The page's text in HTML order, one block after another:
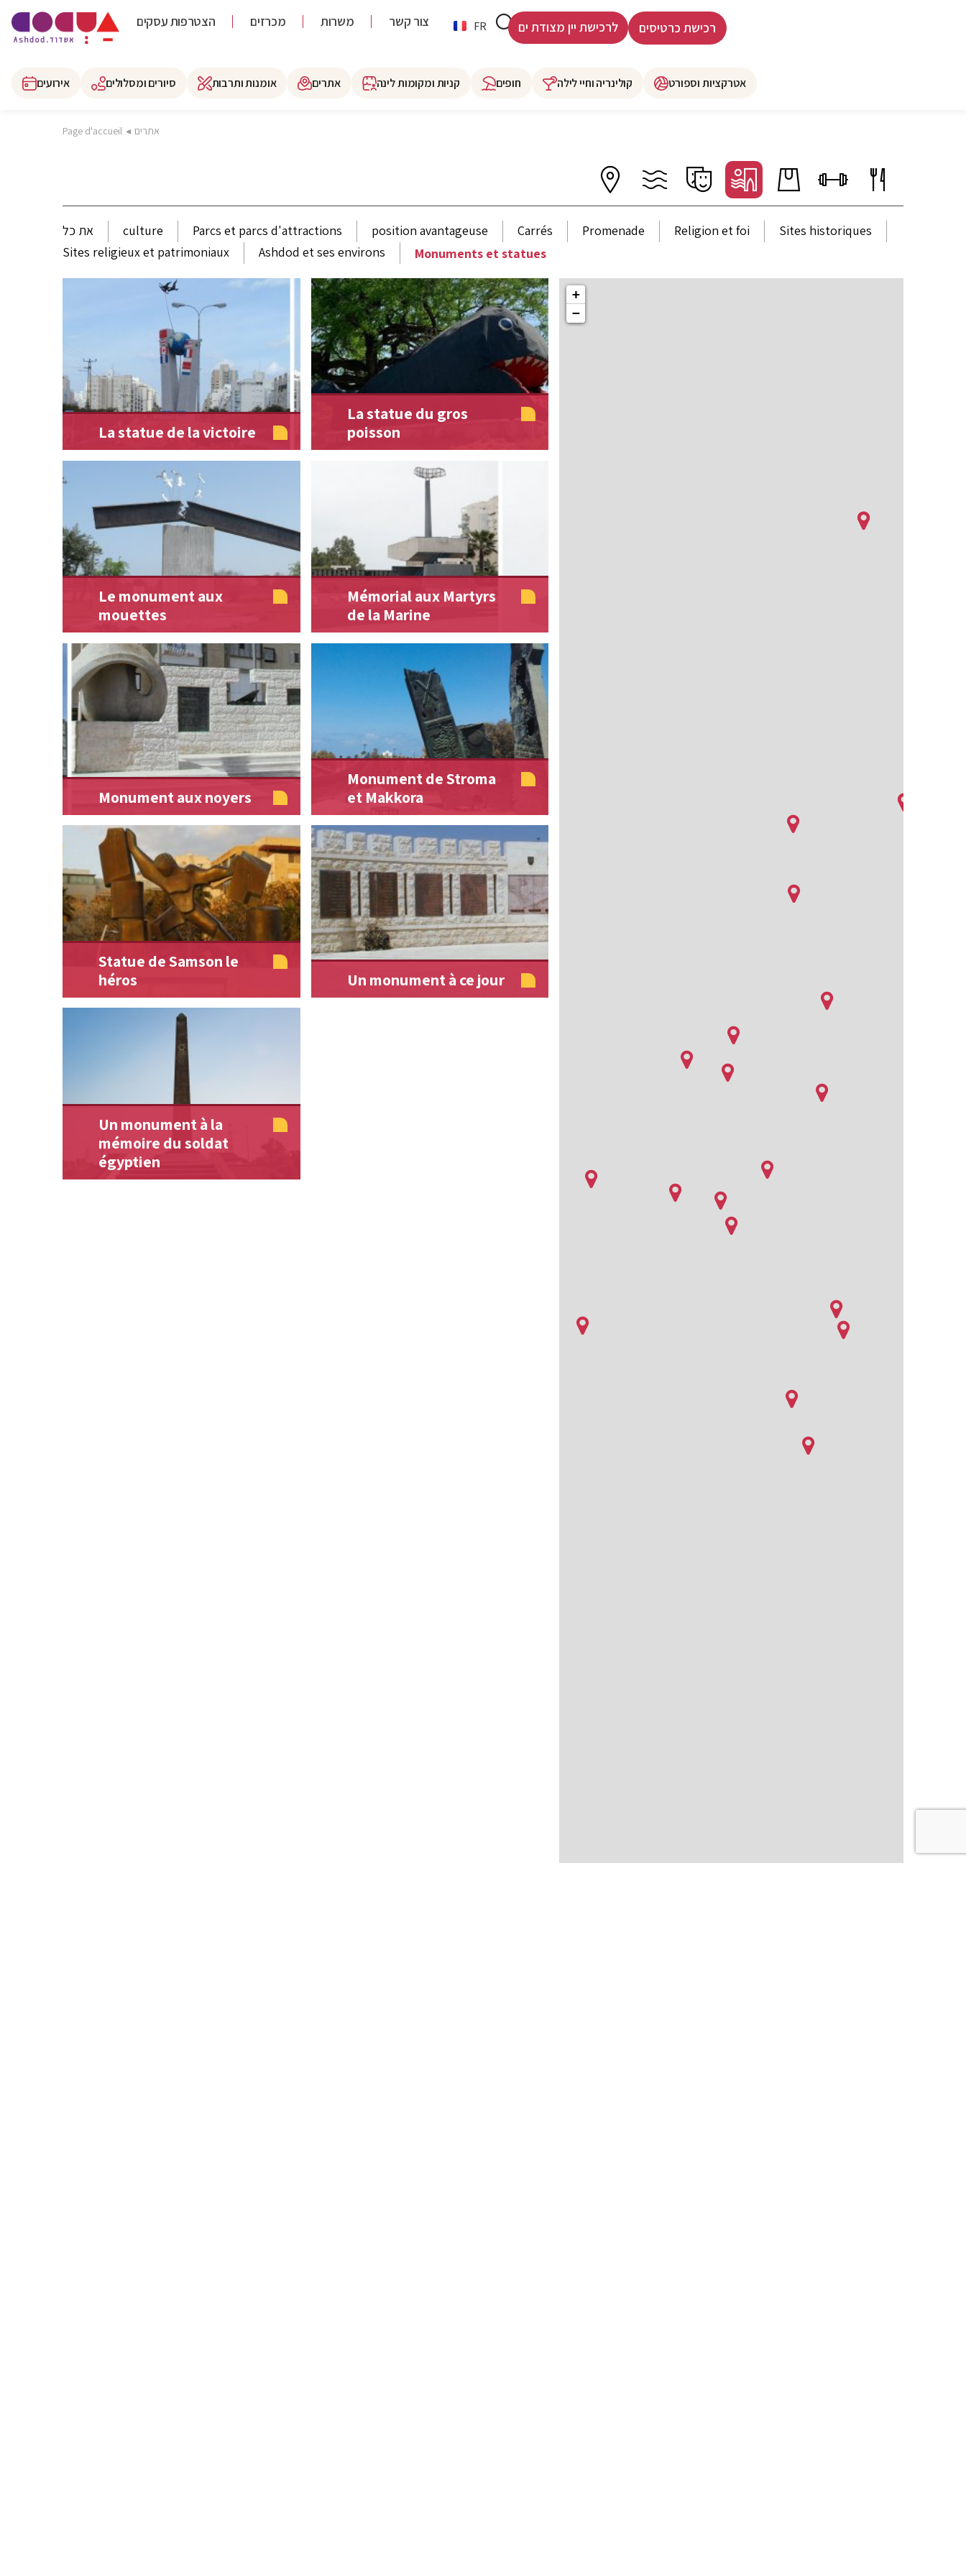
הצטרפות עסקים מכרזים משרות צור קשר FR
HE
לרכישת יין מצודת ים רכישת כרטיסים
אירועים סיורים ומסלולים אומנות ותרבות אתרים קניות ומקומות לינה חופים קולינריה וחיי לילה אטרקציות וספורט
Page d'accueil ◂ אתרים
את כל culture Parcs et parcs d'attractions position avantageuse Carrés Promenade Religion et foi
Sites historiques
Sites religieux et patrimoniaux
Ashdod et ses environs Monuments et statues
La statue de la victoire
La statue du gros
poisson
Le monument aux
mouettes
Mémorial aux Martyrs
de la Marine
Monument aux noyers
Monument de Stroma
et Makkora
Statue de Samson le
héros
Un monument à ce jour
Un monument à la
mémoire du soldat
égyptien
+
−